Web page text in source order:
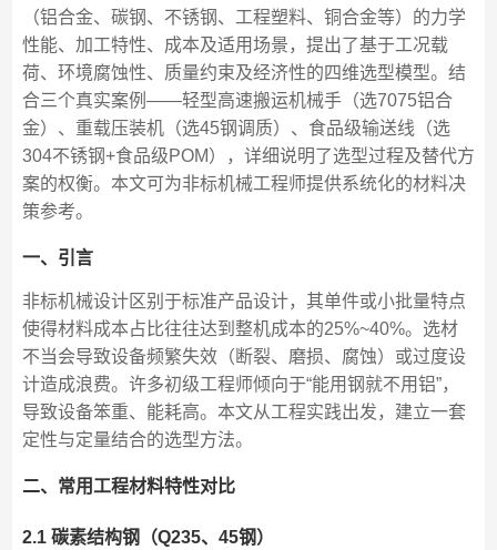
（铝合金、碳钢、不锈钢、工程塑料、铜合金等）的力学
性能、加工特性、成本及适用场景，提出了基于工况载
荷、环境腐蚀性、质量约束及经济性的四维选型模型。结
合三个真实案例——轻型高速搬运机械手（选7075铝合
金）、重载压装机（选45钢调质）、食品级输送线（选
304不锈钢+食品级POM），详细说明了选型过程及替代方
案的权衡。本文可为非标机械工程师提供系统化的材料决
策参考。
一、引言
非标机械设计区别于标准产品设计，其单件或小批量特点
使得材料成本占比往往达到整机成本的25%~40%。选材
不当会导致设备频繁失效（断裂、磨损、腐蚀）或过度设
计造成浪费。许多初级工程师倾向于“能用钢就不用铝”，
导致设备笨重、能耗高。本文从工程实践出发，建立一套
定性与定量结合的选型方法。
二、常用工程材料特性对比
2.1 碳素结构钢（Q235、45钢）